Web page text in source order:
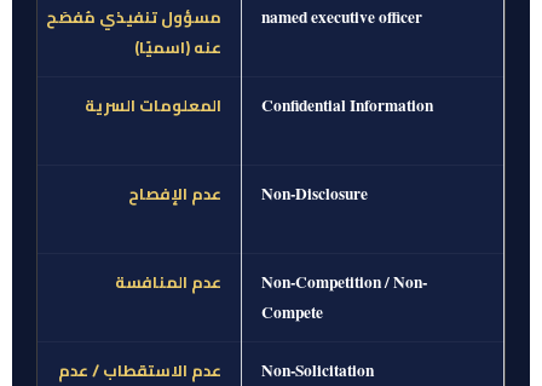
named executive officer
مسؤول تنفيذي مُفصَح
عنه (اسميًا)
Confidential Information المعلومات السرية
Non-Disclosure عدم الإفصاح
Non-Competition / Non-
Compete
عدم المنافسة
Non-Solicitation
عدم الاستقطاب / عدم